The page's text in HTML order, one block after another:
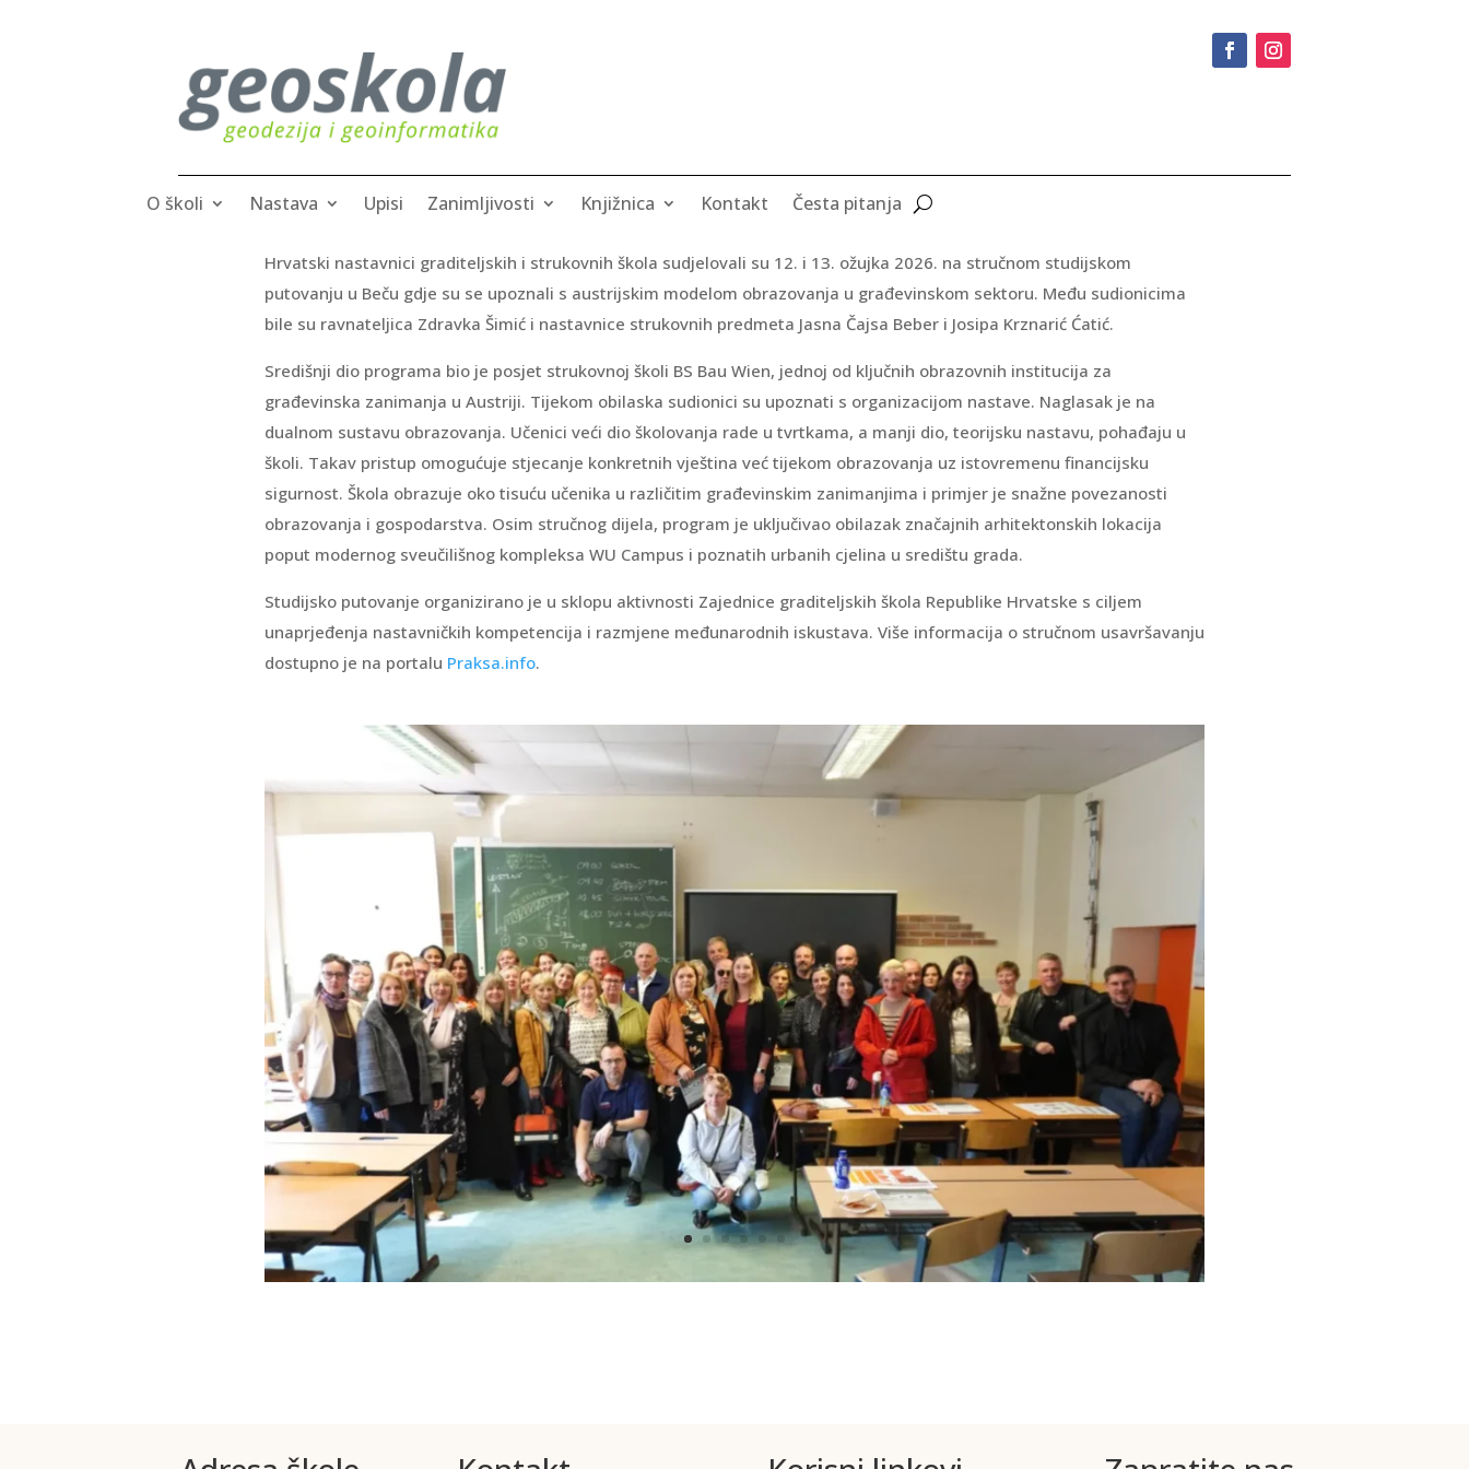
O školi Nastava Upisi Zanimljivosti Knjižnica Kontakt Česta pitanja
Hrvatski nastavnici graditeljskih i strukovnih škola sudjelovali su 12. i 13. ožujka 2026. na stručnom studijskom
putovanju u Beču gdje su se upoznali s austrijskim modelom obrazovanja u građevinskom sektoru. Među sudionicima
bile su ravnateljica Zdravka Šimić i nastavnice strukovnih predmeta Jasna Čajsa Beber i Josipa Krznarić Ćatić.
Središnji dio programa bio je posjet strukovnoj školi BS Bau Wien, jednoj od ključnih obrazovnih institucija za
građevinska zanimanja u Austriji. Tijekom obilaska sudionici su upoznati s organizacijom nastave. Naglasak je na
dualnom sustavu obrazovanja. Učenici veći dio školovanja rade u tvrtkama, a manji dio, teorijsku nastavu, pohađaju u
školi. Takav pristup omogućuje stjecanje konkretnih vještina već tijekom obrazovanja uz istovremenu financijsku
sigurnost. Škola obrazuje oko tisuću učenika u različitim građevinskim zanimanjima i primjer je snažne povezanosti
obrazovanja i gospodarstva. Osim stručnog dijela, program je uključivao obilazak značajnih arhitektonskih lokacija
poput modernog sveučilišnog kompleksa WU Campus i poznatih urbanih cjelina u središtu grada.
Studijsko putovanje organizirano je u sklopu aktivnosti Zajednice graditeljskih škola Republike Hrvatske s ciljem
unaprjeđenja nastavničkih kompetencija i razmjene međunarodnih iskustava. Više informacija o stručnom usavršavanju
dostupno je na portalu Praksa.info.